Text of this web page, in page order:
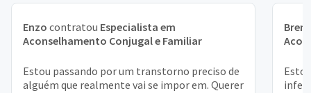
Enzo contratou Especialista em
Aconselhamento Conjugal e Familiar
Estou passando por um transtorno preciso de
alguém que realmente vai se impor em. Querer